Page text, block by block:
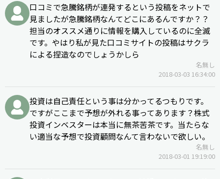
口コミで急騰銘柄が連発するという投稿をネットで
見ましたが急騰銘柄なんてどこにあるんですか？？
担当のオススメ通りに情報を購入しているのに全滅
です。やはり私が見た口コミサイトの投稿はサクラ
による捏造なのでしょうかしら
名無し
2018-03-03 16:34:00
投資は自己責任という事は分かってるつもりです。
ですがここまで予想が外れる事ってあります？株式
投資インベスターは本当に無茶苦茶です。当たらな
い適当な予想で投資顧問なんて言わないで欲しい。
名無し
2018-03-01 19:19:00